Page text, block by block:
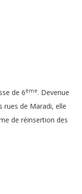
de 6ème. Devenue
rues de Maradi, elle
de réinsertion des